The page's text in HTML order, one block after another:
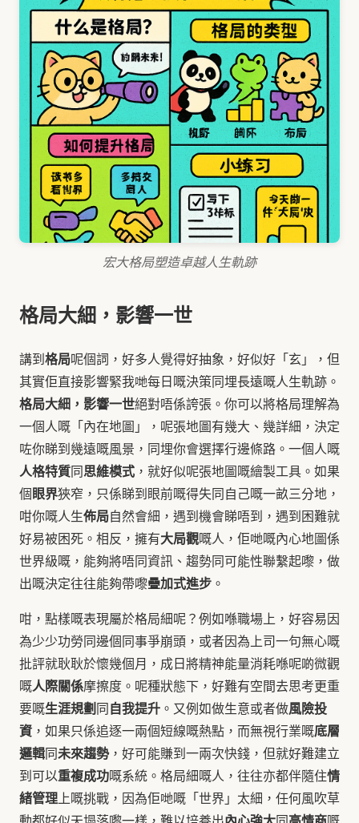
宏大格局塑造卓越人生軌跡
格局大細，影響一世
講到格局呢個詞，好多人覺得好抽象，好似好「玄」，但
其實佢直接影響緊我哋每日嘅決策同埋長遠嘅人生軌跡。
格局大細，影響一世絕對唔係誇張。你可以將格局理解為
一個人嘅「內在地圖」，呢張地圖有幾大、幾詳細，決定
咗你睇到幾遠嘅風景，同埋你會選擇行邊條路。一個人嘅
人格特質同思維模式 ，就好似呢張地圖嘅繪製工具。如果
個眼界狹窄，只係睇到眼前嘅得失同自己嘅一畝三分地，
咁你嘅人生佈局自然會細，遇到機會睇唔到，遇到困難就
好易被困死。相反，擁有大局觀嘅人，佢哋嘅內心地圖係
世界級嘅，能夠將唔同資訊、趨勢同可能性聯繫起嚟，做
出嘅決定往往能夠帶嚟疊加式進步 。
咁，點樣嘅表現屬於格局細呢？例如喺職場上，好容易因
為少少功勞同邊個同事爭崩頭，或者因為上司一句無心嘅
批評就耿耿於懷幾個月，成日將精神能量消耗喺呢啲微觀
嘅人際關係摩擦度。呢種狀態下，好難有空間去思考更重
要嘅生涯規劃同自我提升 。又例如做生意或者做風險投
資 ，如果只係追逐一兩個短線嘅熱點，而無視行業嘅底層
邏輯同未來趨勢，好可能賺到一兩次快錢，但就好難建立
到可以重複成功嘅系統。格局細嘅人，往往亦都伴隨住情
緒管理 上嘅挑戰，因為佢哋嘅「世界」太細，任何風吹草